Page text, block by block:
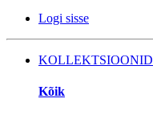
Logi sisse
KOLLEKTSIOONID
Kõik